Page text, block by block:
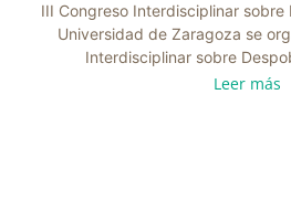
III Congreso Interdisciplinar sobre
Universidad de Zaragoza se
Interdisciplinar sobre
Leer más